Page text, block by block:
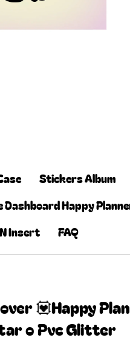
Stickers Album
Dashboard Happy
Insert FAQ
💟Happy
o Pvc Glitter